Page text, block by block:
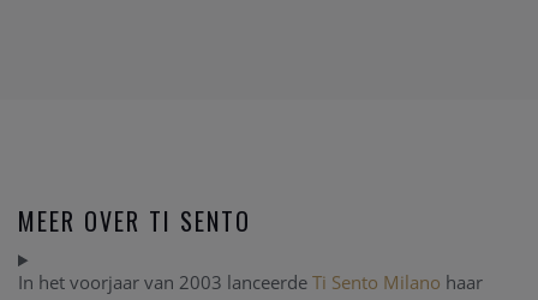
MEER OVER TI SENTO
In het voorjaar van 2003 lanceerde Ti Sento Milano haar